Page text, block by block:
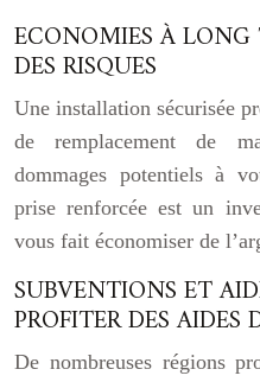
ECONOMIES À
DES RISQUES
Une installation sécurisée
de remplacement de
dommages potentiels à
prise renforcée est un
vous fait économiser de
SUBVENTIONS ET
PROFITER DES AIDES
De nombreuses régions